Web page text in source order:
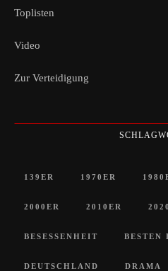
Toplisten
Video
Zur Verteidigung
139ER 1970ER
2000ER 2010ER 2020
BESESSENHEIT BESTEN
DEUTSCHLAND DRAMA